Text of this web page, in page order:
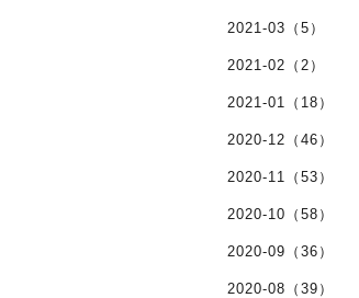
2021-03（5）
2021-02（2）
2021-01（18）
2020-12（46）
2020-11（53）
2020-10（58）
2020-09（36）
2020-08（39）